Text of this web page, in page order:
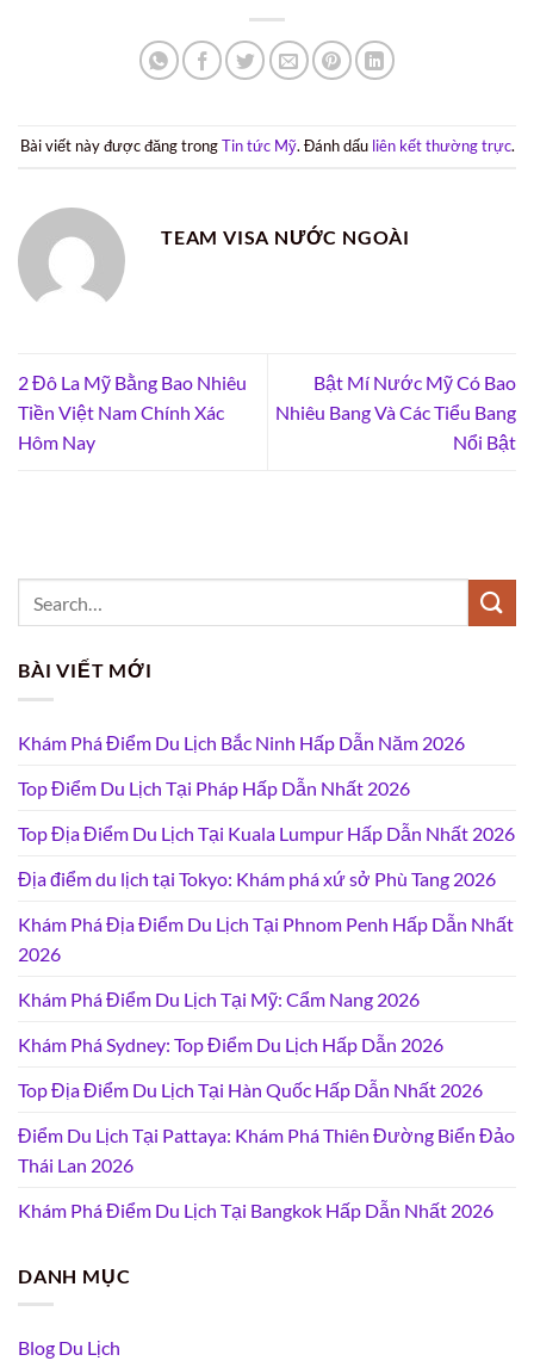
Bài viết này được đăng trongTin tức Mỹ. Đánh dấu liên kết thường trực.
TEAM VISA NƯỚC NGOÀI
2 Đô La Mỹ Bằng Bao Nhiêu
Tiền Việt Nam Chính Xác
Hôm Nay
Bật Mí Nước Mỹ Có Bao
Nhiêu Bang Và Các Tiểu Bang
Nổi Bật
BÀI VIẾT MỚI
Khám Phá Điểm Du Lịch Bắc Ninh Hấp Dẫn Năm 2026
Top Điểm Du Lịch Tại Pháp Hấp Dẫn Nhất 2026
Top Địa Điểm Du Lịch Tại Kuala Lumpur Hấp Dẫn Nhất 2026
Địa điểm du lịch tại Tokyo: Khám phá xứ sở Phù Tang 2026
Khám Phá Địa Điểm Du Lịch Tại Phnom Penh Hấp Dẫn Nhất
2026
Khám Phá Điểm Du Lịch Tại Mỹ: Cẩm Nang 2026
Khám Phá Sydney: Top Điểm Du Lịch Hấp Dẫn 2026
Top Địa Điểm Du Lịch Tại Hàn Quốc Hấp Dẫn Nhất 2026
Điểm Du Lịch Tại Pattaya: Khám Phá Thiên Đường Biển Đảo
Thái Lan 2026
Khám Phá Điểm Du Lịch Tại Bangkok Hấp Dẫn Nhất 2026
DANH MỤC
Blog Du Lịch